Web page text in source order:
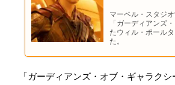
マーベル・スタジ
「ガーディアンズ
たウィル・ポール
た。
「ガーディアンズ・オブ・ギャラク